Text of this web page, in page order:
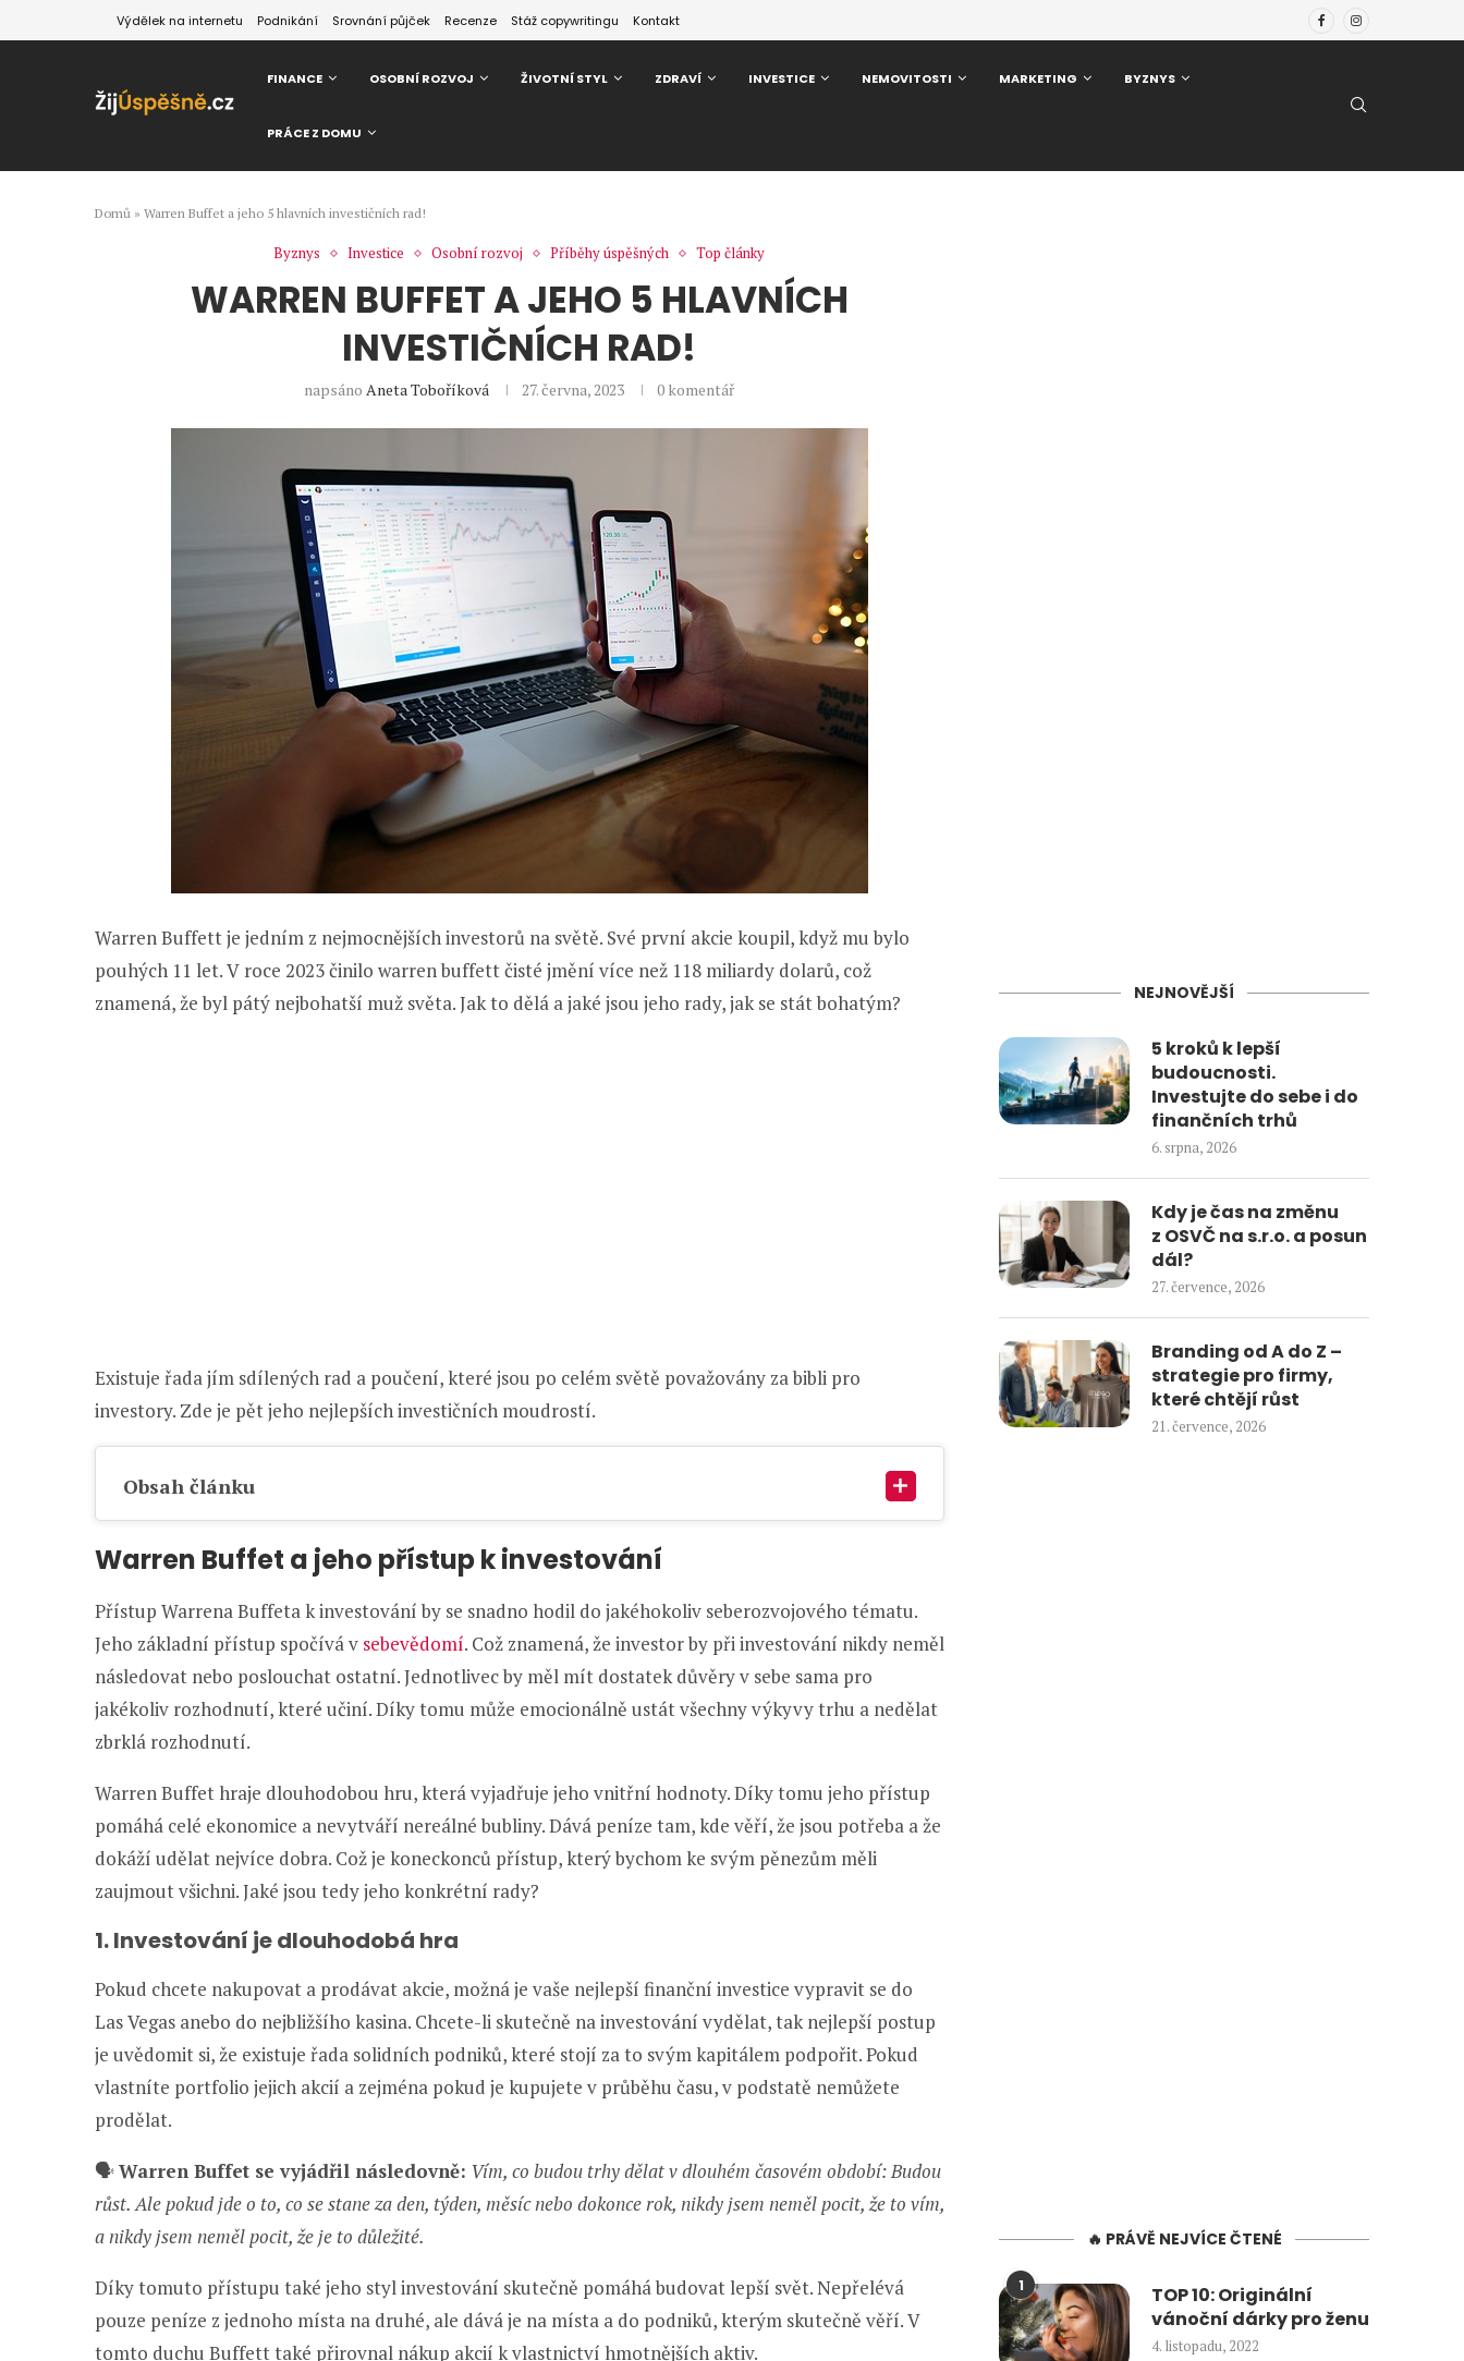
Výdělek na internetu Podnikání Srovnání půjček Recenze Stáž copywritingu Kontakt
FINANCE OSOBNÍ ROZVOJ ŽIVOTNÍ STYL ZDRAVÍ INVESTICE NEMOVITOSTI MARKETING BYZNYS
PRÁCE Z DOMU
Domů » Warren Buffet a jeho 5 hlavních investičních rad!
Byznys Investice Osobní rozvoj Příběhy úspěšných Top články
WARREN BUFFET A JEHO 5 HLAVNÍCH
INVESTIČNÍCH RAD!
napsánoAneta Toboříková 27. června, 2023 0 komentář
Warren Buffett je jedním z nejmocnějších investorů na světě. Své první akcie koupil, když mu bylo
pouhých 11 let. V roce 2023 činilo warren buffett čisté jmění více než 118 miliardy dolarů, což
znamená, že byl pátý nejbohatší muž světa. Jak to dělá a jaké jsou jeho rady, jak se stát bohatým?
Existuje řada jím sdílených rad a poučení, které jsou po celém světě považovány za bibli pro
investory. Zde je pět jeho nejlepších investičních moudrostí.
Obsah článku
Warren Buffet a jeho přístup k investování
Přístup Warrena Buffeta k investování by se snadno hodil do jakéhokoliv seberozvojového tématu.
Jeho základní přístup spočívá v sebevědomí. Což znamená, že investor by při investování nikdy neměl
následovat nebo poslouchat ostatní. Jednotlivec by měl mít dostatek důvěry v sebe sama pro
jakékoliv rozhodnutí, které učiní. Díky tomu může emocionálně ustát všechny výkyvy trhu a nedělat
zbrklá rozhodnutí.
Warren Buffet hraje dlouhodobou hru, která vyjadřuje jeho vnitřní hodnoty. Díky tomu jeho přístup
pomáhá celé ekonomice a nevytváří nereálné bubliny. Dává peníze tam, kde věří, že jsou potřeba a že
dokáží udělat nejvíce dobra. Což je koneckonců přístup, který bychom ke svým pěnezům měli
zaujmout všichni. Jaké jsou tedy jeho konkrétní rady?
1. Investování je dlouhodobá hra
Pokud chcete nakupovat a prodávat akcie, možná je vaše nejlepší finanční investice vypravit se do
Las Vegas anebo do nejbližšího kasina. Chcete-li skutečně na investování vydělat, tak nejlepší postup
je uvědomit si, že existuje řada solidních podniků, které stojí za to svým kapitálem podpořit. Pokud
vlastníte portfolio jejich akcií a zejména pokud je kupujete v průběhu času, v podstatě nemůžete
prodělat.
🗣️Warren Buffet se vyjádřil následovně: Vím, co budou trhy dělat v dlouhém časovém období: Budou
růst. Ale pokud jde o to, co se stane za den, týden, měsíc nebo dokonce rok, nikdy jsem neměl pocit, že to vím,
a nikdy jsem neměl pocit, že je to důležité.
Díky tomuto přístupu také jeho styl investování skutečně pomáhá budovat lepší svět. Nepřelévá
pouze peníze z jednoho místa na druhé, ale dává je na místa a do podniků, kterým skutečně věří. V
tomto duchu Buffett také přirovnal nákup akcií k vlastnictví hmotnějších aktiv.
NEJNOVĚJŠÍ
5 kroků k lepší
budoucnosti.
Investujte do sebe i do
finančních trhů
6. srpna, 2026
Kdy je čas na změnu
z OSVČ na s.r.o. a posun
dál?
27. července, 2026
Branding od A do Z –
strategie pro firmy,
které chtějí růst
21. července, 2026
🔥 PRÁVĚ NEJVÍCE ČTENÉ
1
TOP 10: Originální
vánoční dárky pro ženu
4. listopadu, 2022